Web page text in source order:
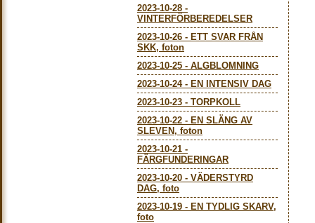
2023-10-28 -
VINTERFÖRBEREDELSER
2023-10-26 - ETT SVAR FRÅN
SKK, foton
2023-10-25 - ALGBLOMNING
2023-10-24- EN INTENSIV DAG
2023-10-23 - TORPKOLL
2023-10-22 - EN SLÄNG AV
SLEVEN, foton
2023-10-21 -
FÄRGFUNDERINGAR
2023-10-20 - VÄDERSTYRD
DAG, foto
2023-10-19 - EN TYDLIG SKARV,
foto